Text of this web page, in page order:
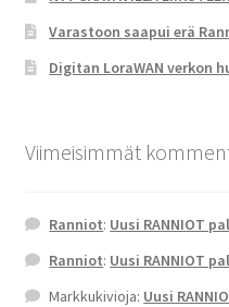
Varastoon saapui erä
Digitan LoraWAN verkon
Viimeisimmät
Ranniot: Uusi RANNIOT
Ranniot: Uusi RANNIOT
Markkukivioja: Uusi